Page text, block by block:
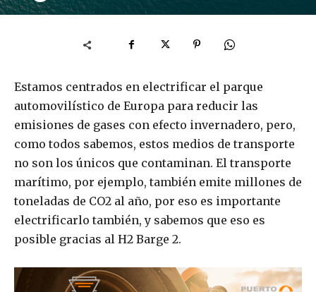
Estamos centrados en electrificar el parque
automovilístico de Europa para reducir las
emisiones de gases con efecto invernadero, pero,
como todos sabemos, estos medios de transporte
no son los únicos que contaminan. El transporte
marítimo, por ejemplo, también emite millones de
toneladas de CO2 al año, por eso es importante
electrificarlo también, y sabemos que eso es
posible gracias al H2 Barge 2.